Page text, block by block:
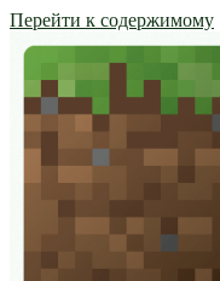
Перейти к содержимому